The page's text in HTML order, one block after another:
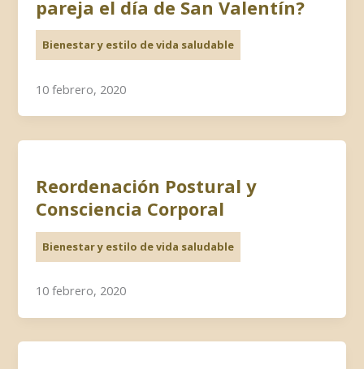
pareja el día de San Valentín?
Bienestar y estilo de vida saludable
10 febrero, 2020
Reordenación Postural y
Consciencia Corporal
Bienestar y estilo de vida saludable
10 febrero, 2020